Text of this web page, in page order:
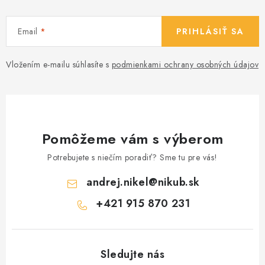
Email
Vložením e-mailu súhlasíte s podmienkami ochrany osobných údajov
PRIHLÁSIŤ SA
Pomôžeme vám s výberom
Potrebujete s niečím poradiť? Sme tu pre vás!
andrej.nikel@nikub.sk
+421 915 870 231